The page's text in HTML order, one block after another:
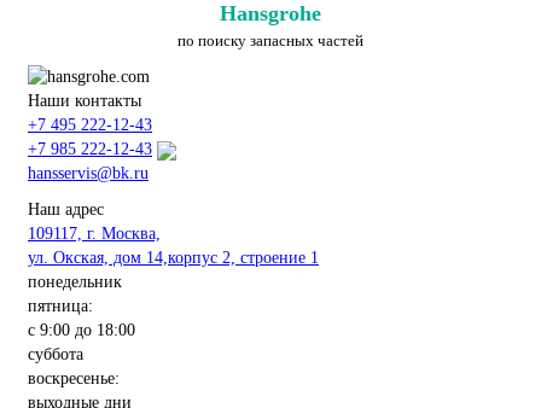
Hansgrohe
по поиску запасных частей
Наши контакты
+7 495 222-12-43
+7 985 222-12-43
hansservis@bk.ru
Наш адрес
109117, г. Москва,
ул. Окская, дом 14,корпус 2, строение 1
понедельник
пятница:
с 9:00 до 18:00
суббота
воскресенье:
выходные дни